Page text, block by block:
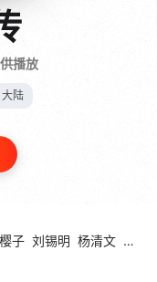
播放
大陆
子 刘锡明 杨清文 沈雪